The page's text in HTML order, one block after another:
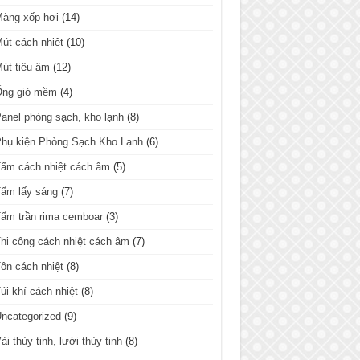
xốp hơi (14)
cách nhiệt (10)
tiêu âm (12)
gió mềm (4)
phòng sạch, kho lạnh (8)
kiện Phòng Sạch Kho Lạnh (6)
cách nhiệt cách âm (5)
lấy sáng (7)
trần rima cemboar (3)
công cách nhiệt cách âm (7)
cách nhiệt (8)
khí cách nhiệt (8)
(9)
thủy tinh, lưới thủy tinh (8)